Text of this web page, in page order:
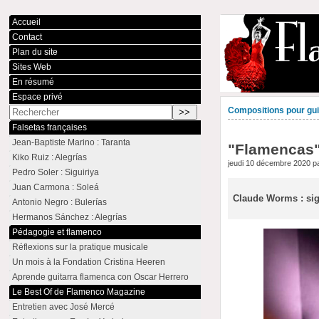
Compositions pour
jeudi 10 décembre 2020
Claude Worms :
Accueil
Contact
Plan du site
Sites Web
En résumé
Espace privé
Falsetas françaises
Jean-Baptiste Marino : Taranta
Kiko Ruiz : Alegrías
Pedro Soler : Siguiriya
Juan Carmona : Soleá
Antonio Negro : Bulerías
Hermanos Sánchez : Alegrías
Pédagogie et flamenco
Réflexions sur la pratique musicale
Un mois à la Fondation Cristina Heeren
Aprende guitarra flamenca con Oscar Herrero
Le Best Of de Flamenco Magazine
Entretien avec José Mercé